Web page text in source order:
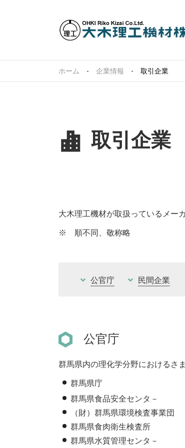
ホーム 企業情報 取引企業
取引企業
大木理工機材が取扱っているメー
※ 順不同、敬称略
公官庁 民間企業
公官庁
群馬県内の理化学分野におけるさ
群馬県庁
群馬県食品安全センタ－
（財）群馬県環境検査事業団
群馬県食肉衛生検査所
群馬県水質管理センタ－